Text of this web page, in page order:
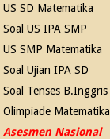
US SD Matematika
Soal US IPA SMP
US SMP Matematika
Soal Ujian IPA SD
Soal Tenses B.Inggris
Olimpiade Matematika
Asesmen Nasional